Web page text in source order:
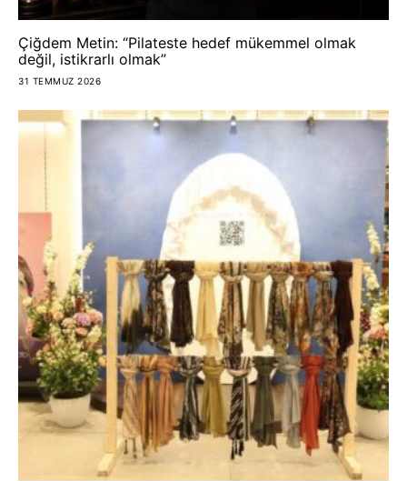
Çiğdem Metin: “Pilateste hedef mükemmel olmak
değil, istikrarlı olmak”
31 TEMMUZ 2026